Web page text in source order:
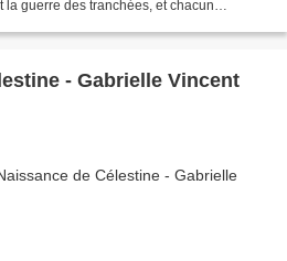
la guerre des tranchées, et chacun
- Gabrielle Vincent